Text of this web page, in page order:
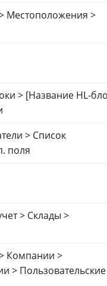
Местоположения >
> [Название HL-
> Список
поля
> Склады >
Компании >
> Пользовательские